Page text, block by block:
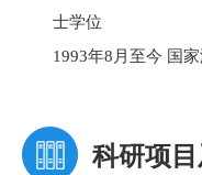
士学位
1993年8月至今 国
科研项